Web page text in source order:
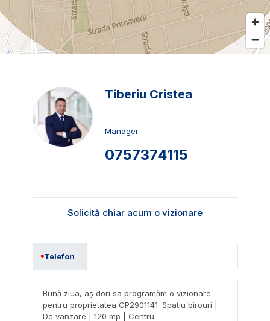
Tiberiu Cristea
Manager
0757374115
Solicită chiar acum o vizionare
Telefon